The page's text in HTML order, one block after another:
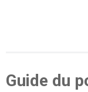
Guide du